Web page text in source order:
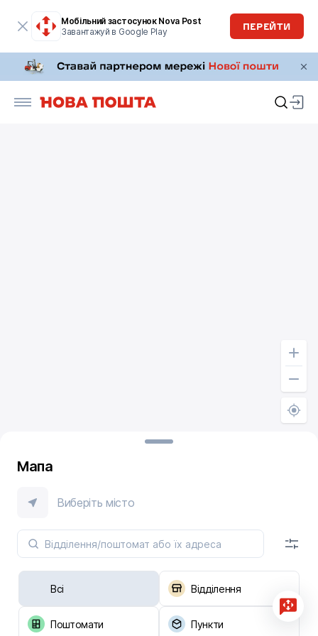
Мобільний застосунок Nova Post
Завантажуй в Google Play
ПЕРЕЙТИ
Мапа
Виберіть місто
Всі Відділення
Поштомати Пункти